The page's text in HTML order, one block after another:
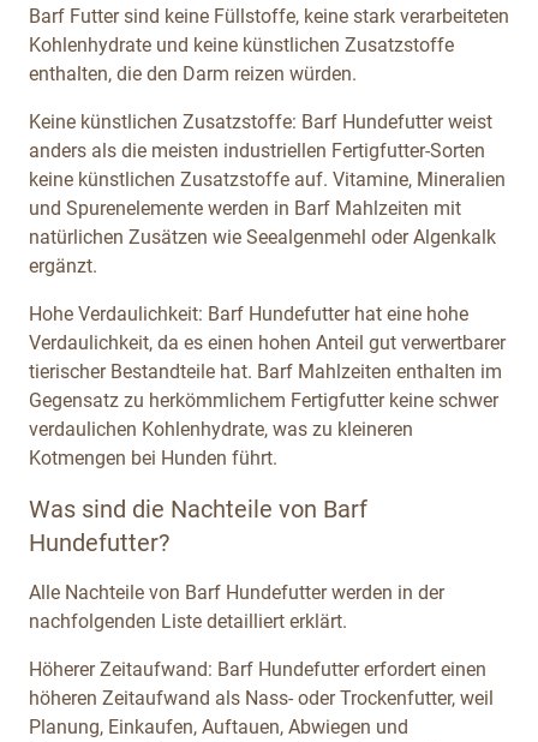
Barf Futter sind keine Füllstoffe, keine stark verarbeiteten
Kohlenhydrate und keine künstlichen Zusatzstoffe
enthalten, die den Darm reizen würden.
Keine künstlichen Zusatzstoffe: Barf Hundefutter weist
anders als die meisten industriellen Fertigfutter-Sorten
keine künstlichen Zusatzstoffe auf. Vitamine, Mineralien
und Spurenelemente werden in Barf Mahlzeiten mit
natürlichen Zusätzen wie Seealgenmehl oder Algenkalk
ergänzt.
Hohe Verdaulichkeit: Barf Hundefutter hat eine hohe
Verdaulichkeit, da es einen hohen Anteil gut verwertbarer
tierischer Bestandteile hat. Barf Mahlzeiten enthalten im
Gegensatz zu herkömmlichem Fertigfutter keine schwer
verdaulichen Kohlenhydrate, was zu kleineren
Kotmengen bei Hunden führt.
Was sind die Nachteile von Barf
Hundefutter?
Alle Nachteile von Barf Hundefutter werden in der
nachfolgenden Liste detailliert erklärt.
Höherer Zeitaufwand: Barf Hundefutter erfordert einen
höheren Zeitaufwand als Nass- oder Trockenfutter, weil
Planung, Einkaufen, Auftauen, Abwiegen und